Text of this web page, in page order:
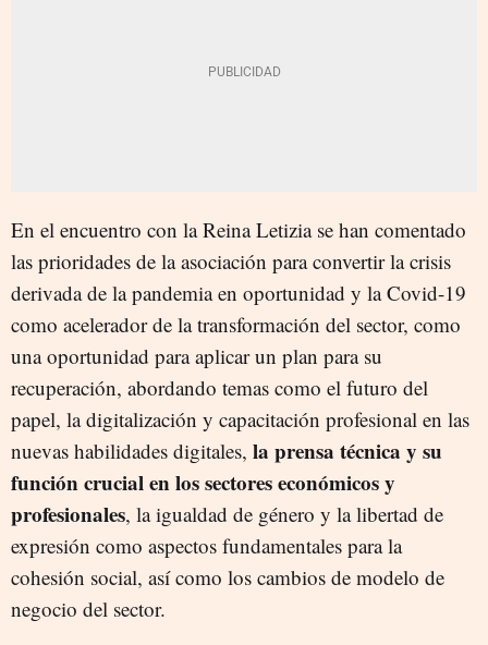
En el encuentro con la Reina Letizia se han comentado
las prioridades de la asociación para convertir la crisis
derivada de la pandemia en oportunidad y la Covid-19
como acelerador de la transformación del sector, como
una oportunidad para aplicar un plan para su
recuperación, abordando temas como el futuro del
papel, la digitalización y capacitación profesional en las
nuevas habilidades digitales, la prensa técnica y su
función crucial en los sectores económicos y
profesionales, la igualdad de género y la libertad de
expresión como aspectos fundamentales para la
cohesión social, así como los cambios de modelo de
negocio del sector.